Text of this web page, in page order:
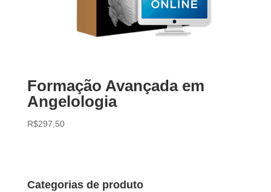
Formação Avançada em
Angelologia
R$297,50
Categorias de produto